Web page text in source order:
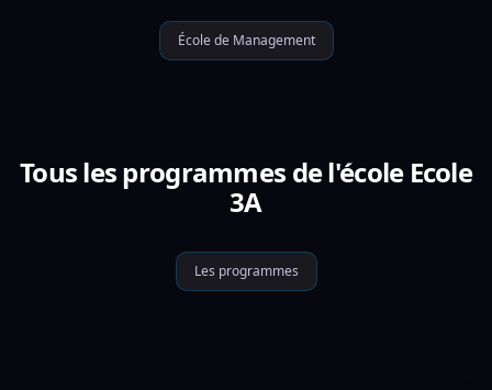
École de Management
Tous les programmes de l'école Ecole
3A
Les programmes